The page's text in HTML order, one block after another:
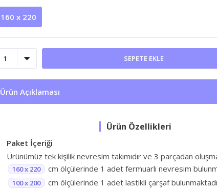
160 x 220
SEPETE EKLE
Ürün Açıklaması
Paket İçeriği
Ürünümüz tek kişilik nevresim takımıdır ve 3 parçadan
160 x 220 cm ölçülerinde 1 adet fermuarlı nevresim
100 x 200 cm ölçülerinde 1 adet lastikli çarşaf